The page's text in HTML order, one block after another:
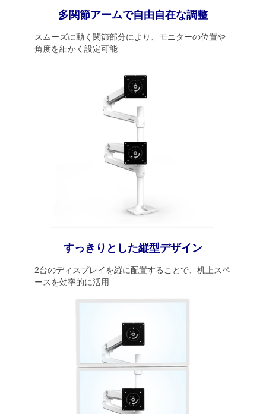
多関節アームで自由自在な調整
スムーズに動く関節部分により、モニターの位置や
角度を細かく設定可能
すっきりとした縦型デザイン
2台のディスプレイを縦に配置することで、机上スペ
ースを効率的に活用